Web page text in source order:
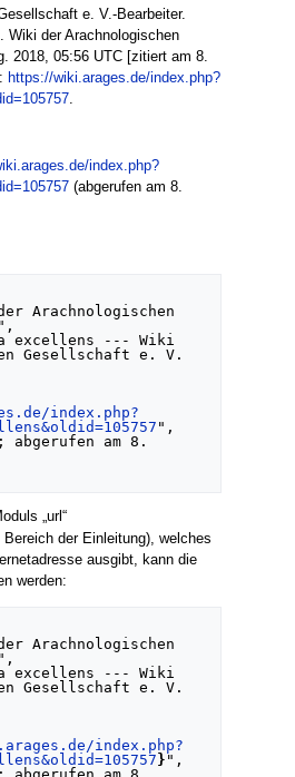
e. V.-Bearbeiter.
der Arachnologischen
2018, 05:56 UTC [zitiert am 8.
https://wiki.arages.de/index.php?
.
index.php?
(abgerufen am 8.
Gesellschaft e. V.
index.php?
",
„url“
Bereich der Einleitung), welches
ausgibt, kann die
werden:
Gesellschaft e. V.
index.php?
} ",